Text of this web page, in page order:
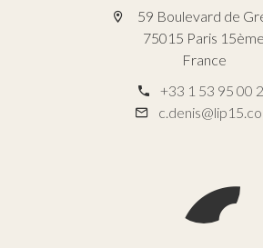
59 Boulevard de
75015 Paris 15ème
France
+33 1 53 95 00